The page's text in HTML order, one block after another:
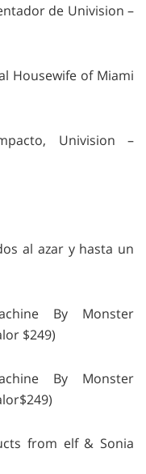
de Univision –
Housewife of Miami
Univision –
al azar y hasta un
By Monster
$249)
By Monster
from elf & Sonia